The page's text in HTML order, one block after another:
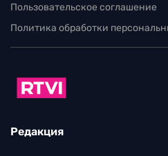
Пользовательское соглашение
Политика обработки
Редакция